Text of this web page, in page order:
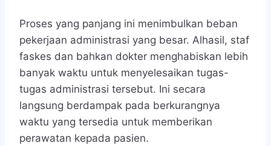
Proses yang panjang ini menimbulkan beban
pekerjaan administrasi yang besar. Alhasil, staf
faskes dan bahkan dokter menghabiskan lebih
banyak waktu untuk menyelesaikan tugas-
tugas administrasi tersebut. Ini secara
langsung berdampak pada berkurangnya
waktu yang tersedia untuk memberikan
perawatan kepada pasien.